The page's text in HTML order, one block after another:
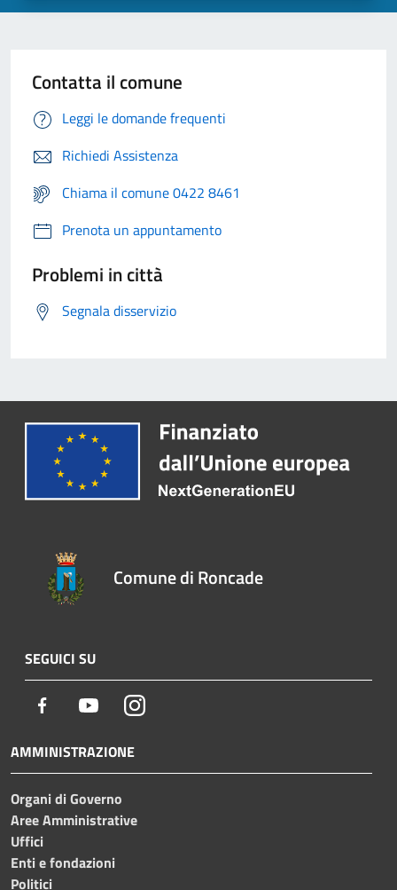
Contatta il comune
Leggi le domande frequenti
Richiedi Assistenza
Chiama il comune 0422 8461
Prenota un appuntamento
Problemi in città
Segnala disservizio
Comune di Roncade
SEGUICI SU
Facebook YoutubeInstagram
AMMINISTRAZIONE
Organi di Governo
Aree Amministrative
Uffici
Enti e fondazioni
Politici